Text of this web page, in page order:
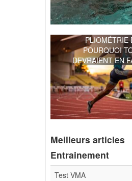
PLIOMÉTRIE
POURQUOI
DEVRAIENT EN
Meilleurs articles
Entrainement
Test VMA